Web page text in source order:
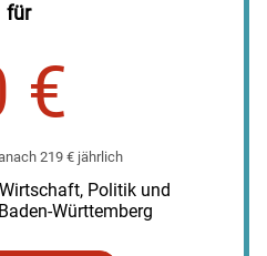
für
€
219 € jährlich
Politik und
Württemberg